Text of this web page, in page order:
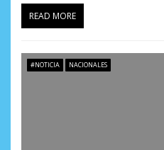
READ MORE
#NOTICIA NACIONALES